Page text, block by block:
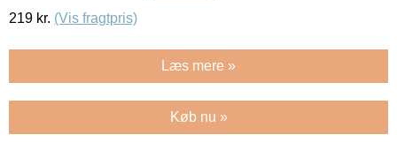
219 kr. (Vis fragtpris)
Læs mere »
Køb nu »